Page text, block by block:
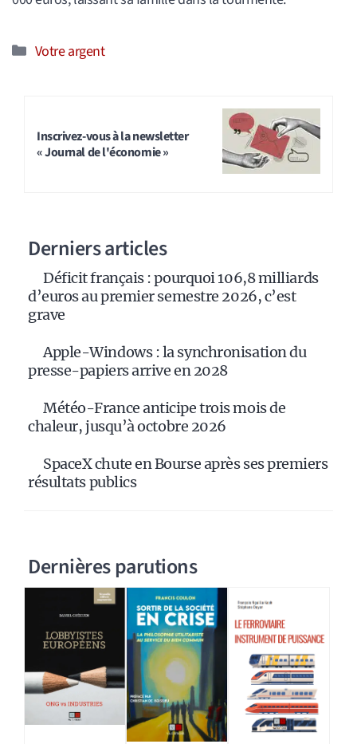
Catégories
Votre argent
Inscrivez-vous à la newsletter
« Journal de l'économie »
Derniers articles
Déficit français : pourquoi 106,8 milliards
d’euros au premier semestre 2026, c’est
grave
Apple-Windows : la synchronisation du
presse-papiers arrive en 2028
Météo-France anticipe trois mois de
chaleur, jusqu’à octobre 2026
SpaceX chute en Bourse après ses premiers
résultats publics
Dernières parutions